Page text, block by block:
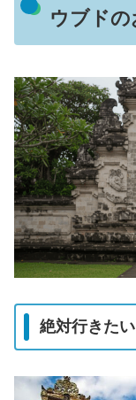
ウブドの
絶対行きた